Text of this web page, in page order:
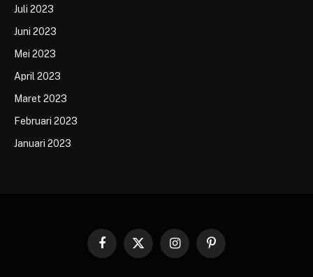
Juli 2023
Juni 2023
Mei 2023
April 2023
Maret 2023
Februari 2023
Januari 2023
Facebook
X
InstagramPinterest